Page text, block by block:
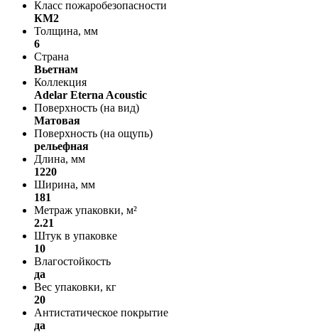
Класс пожаробезопасности
КМ2
Толщина, мм
6
Страна
Вьетнам
Коллекция
Adelar Eterna Acoustic
Поверхность (на вид)
Матовая
Поверхность (на ощупь)
рельефная
Длина, мм
1220
Ширина, мм
181
Метраж упаковки, м²
2.21
Штук в упаковке
10
Влагостойкость
да
Вес упаковки, кг
20
Антистатическое покрытие
да